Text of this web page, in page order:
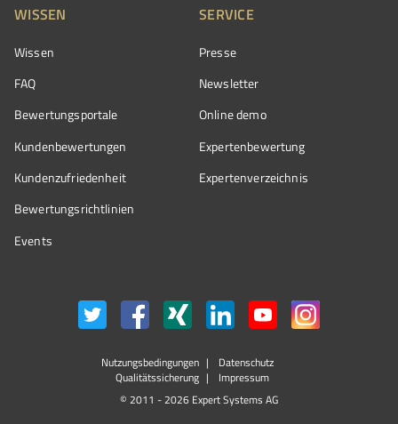
WISSEN
Wissen
FAQ
Bewertungsportale
Kundenbewertungen
Kundenzufriedenheit
Bewertungs­richtlinien
Events
SERVICE
Presse
Newsletter
Online demo
Expertenbewertung
Expertenverzeichnis
Nutzungsbedingungen
Datenschutz
Qualitätssicherung
Impressum
© 2011 - 2026 Expert Systems AG